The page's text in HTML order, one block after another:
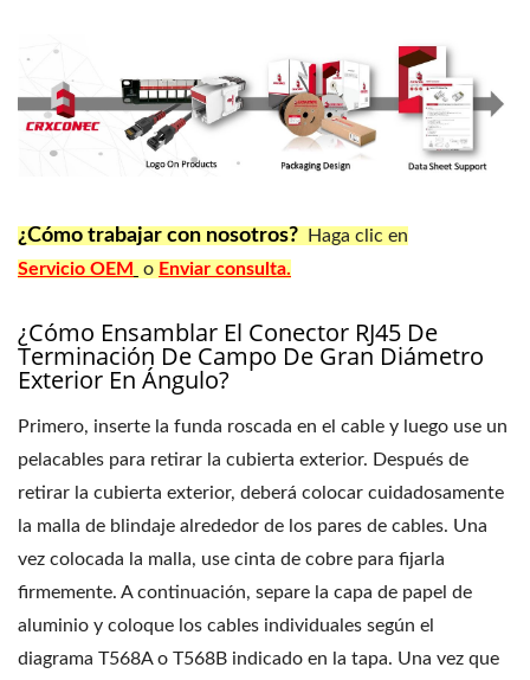
¿Cómo trabajar con nosotros?
Haga clic en
Servicio OEM
o Enviar consulta.
¿Cómo Ensamblar El Conector RJ45 De
Terminación De Campo De Gran Diámetro
Exterior En Ángulo?
Primero, inserte la funda roscada en el cable y luego use un
pelacables para retirar la cubierta exterior. Después de
retirar la cubierta exterior, deberá colocar cuidadosamente
la malla de blindaje alrededor de los pares de cables. Una
vez colocada la malla, use cinta de cobre para fijarla
firmemente. A continuación, separe la capa de papel de
aluminio y coloque los cables individuales según el
diagrama T568A o T568B indicado en la tapa. Una vez que